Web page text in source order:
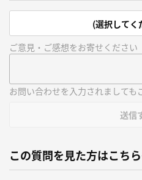
(選択してく
ご意見・ご感想をお寄せください
お問い合わせを入力されましても
送信
この質問を見た方はこち